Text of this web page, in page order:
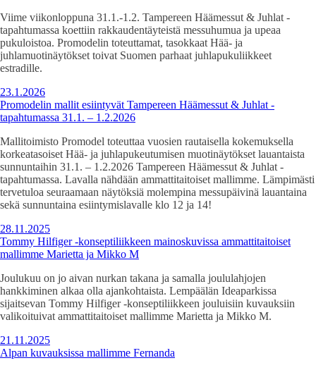
Viime viikonloppuna 31.1.-1.2. Tampereen Häämessut & Juhlat -
tapahtumassa koettiin rakkaudentäyteistä messuhumua ja upeaa
pukuloistoa. Promodelin toteuttamat, tasokkaat Hää- ja
juhlamuotinäytökset toivat Suomen parhaat juhlapukuliikkeet
estradille.
23.1.2026
Promodelin mallit esiintyvät Tampereen Häämessut & Juhlat -
tapahtumassa 31.1. – 1.2.2026
Mallitoimisto Promodel toteuttaa vuosien rautaisella kokemuksella
korkeatasoiset Hää- ja juhlapukeutumisen muotinäytökset lauantaista
sunnuntaihin 31.1. – 1.2.2026 Tampereen Häämessut & Juhlat -
tapahtumassa. Lavalla nähdään ammattitaitoiset mallimme. Lämpimästi
tervetuloa seuraamaan näytöksiä molempina messupäivinä lauantaina
sekä sunnuntaina esiintymislavalle klo 12 ja 14!
28.11.2025
Tommy Hilfiger -konseptiliikkeen mainoskuvissa ammattitaitoiset
mallimme Marietta ja Mikko M
Joulukuu on jo aivan nurkan takana ja samalla joululahjojen
hankkiminen alkaa olla ajankohtaista. Lempäälän Ideaparkissa
sijaitsevan Tommy Hilfiger -konseptiliikkeen jouluisiin kuvauksiin
valikoituivat ammattitaitoiset mallimme Marietta ja Mikko M.
21.11.2025
Alpan kuvauksissa mallimme Fernanda